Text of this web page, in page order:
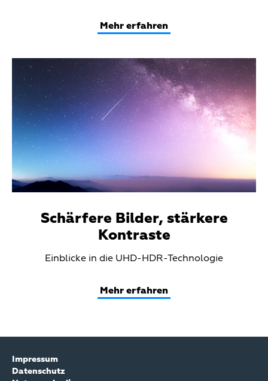
Mehr erfahren
Teaser
Media
Schärfere Bilder, stärkere
Kontraste
Einblicke in die UHD-HDR-Technologie
Mehr erfahren
Impressum
Datenschutz